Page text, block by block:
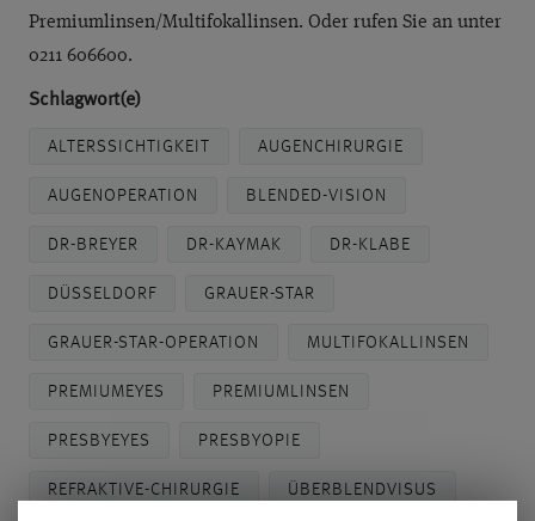
Premiumlinsen/Multifokallinsen. Oder rufen Sie an unter
0211 606600.
Schlagwort(e)
ALTERSSICHTIGKEIT AUGENCHIRURGIE
AUGENOPERATION BLENDED-VISION
DR-BREYER DR-KAYMAK DR-KLABE
DÜSSELDORF GRAUER-STAR
GRAUER-STAR-OPERATION MULTIFOKALLINSEN
PREMIUMEYES PREMIUMLINSEN
PRESBYEYES PRESBYOPIE
REFRAKTIVE-CHIRURGIE ÜBERBLENDVISUS